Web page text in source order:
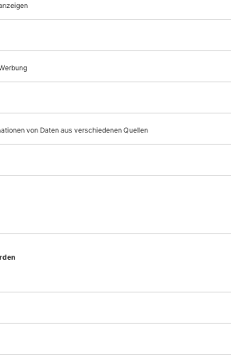
Zugang zum
Sie können alle Vorteile
Digital-Abo testen